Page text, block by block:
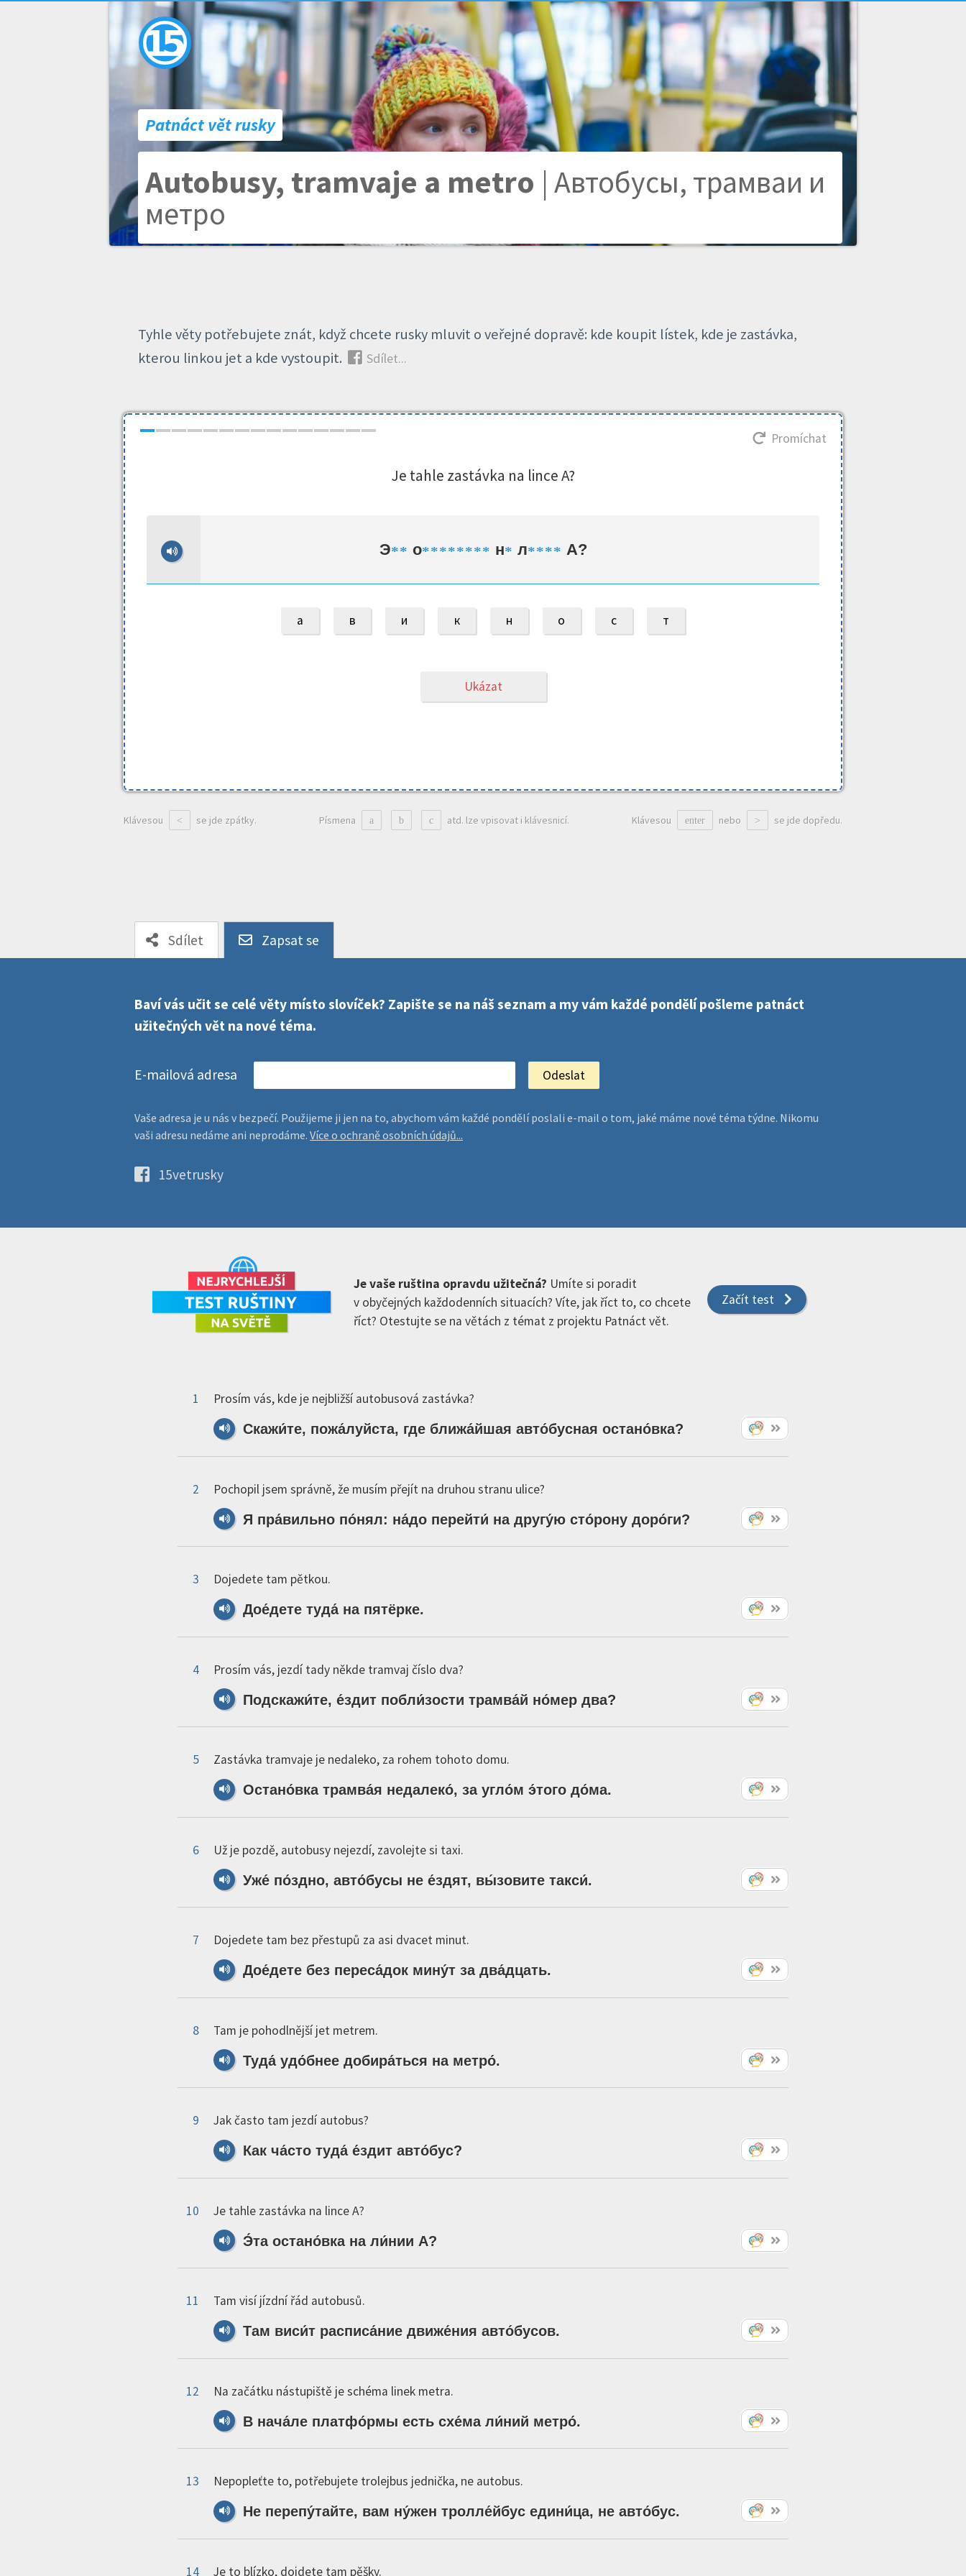
Patnáct vět rusky
Autobusy, tramvaje a metro | Автобусы, трамваи и
метро
Tyhle věty potřebujete znát, když chcete rusky mluvit o veřejné dopravě: kde koupit lístek, kde je zastávka,
kterou linkou jet a kde vystoupit.
Sdílet...
Promíchat
Je tahle zastávka na lince A?
Э** о******** н* л**** А?
а в и к н о с т
Ukázat
Klávesou enter nebo > se jde dopředu.
Klávesou < se jde zpátky. Písmena a b c atd. lze vpisovat i klávesnicí.
Sdílet Zapsat se
Baví vás učit se celé věty místo slovíček? Zapište se na náš seznam a my vám každé pondělí pošleme patnáct
užitečných vět na nové téma.
E-mailová adresa
Vaše adresa je u nás v bezpečí. Použijeme ji jen na to, abychom vám každé pondělí poslali e-mail o tom, jaké máme nové téma týdne. Nikomu
vaši adresu nedáme ani neprodáme. Více o ochraně osobních údajů...
15vetrusky
Začít test
Je vaše ruština opravdu užitečná? Umíte si poradit
v obyčejných každodenních situacích? Víte, jak říct to, co chcete
říct? Otestujte se na větách z témat z projektu Patnáct vět.
1
Prosím vás, kde je nejbližší autobusová zastávka?
Скажи́те, пожа́луйста, где ближа́йшая авто́бусная остано́вка?
2
Pochopil jsem správně, že musím přejít na druhou stranu ulice?
Я пра́вильно по́нял: на́до перейти́ на другу́ю сто́рону доро́ги?
3
Dojedete tam pětkou.
Дое́дете туда́ на пятёрке.
4
Prosím vás, jezdí tady někde tramvaj číslo dva?
Подскажи́те, е́здит побли́зости трамва́й но́мер два?
5
Zastávka tramvaje je nedaleko, za rohem tohoto domu.
Остано́вка трамва́я недалеко́, за угло́м э́того до́ма.
6
Už je pozdě, autobusy nejezdí, zavolejte si taxi.
Уже́ по́здно, авто́бусы не е́здят, вы́зовите такси́.
7
Dojedete tam bez přestupů za asi dvacet minut.
Дое́дете без переса́док мину́т за два́дцать.
8
Tam je pohodlnější jet metrem.
Туда́ удо́бнее добира́ться на метро́.
9
Jak často tam jezdí autobus?
Как ча́сто туда́ е́здит авто́бус?
10
Je tahle zastávka na lince A?
Э́та остано́вка на ли́нии А?
11
Tam visí jízdní řád autobusů.
Там виси́т расписа́ние движе́ния авто́бусов.
12
Na začátku nástupiště je schéma linek metra.
В нача́ле платфо́рмы есть схе́ма ли́ний метро́.
13
Nepopleťte to, potřebujete trolejbus jednička, ne autobus.
Не перепу́тайте, вам ну́жен тролле́йбус едини́ца, не авто́бус.
14 Je to blízko, dojdete tam pěšky.